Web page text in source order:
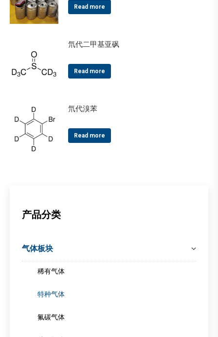
Read more
氘代二甲基亚砜
Read more
氘代溴苯
Read more
产品分类
气体板块
稀有气体
特种气体
氟碳气体